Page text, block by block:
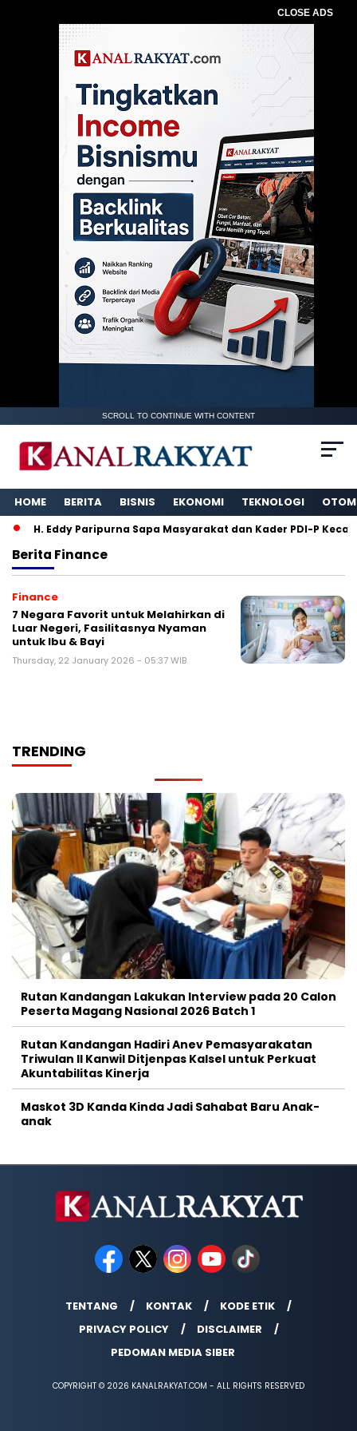
CLOSE ADS
SCROLL TO CONTINUE WITH CONTENT
HOME BERITA BISNIS EKONOMI TEKNOLOGI
H. Eddy Paripurna Sapa Masyarakat dan Kader PDI-P
Berita Finance
Finance
7 Negara Favorit untuk Melahirkan di
Luar Negeri, Fasilitasnya Nyaman
untuk Ibu & Bayi
Thursday, 22 January 2026 - 05:37 WIB
TRENDING
Rutan Kandangan Lakukan Interview pada 20 Calon
Peserta Magang Nasional 2026 Batch 1
Rutan Kandangan Hadiri Anev Pemasyarakatan
Triwulan II Kanwil Ditjenpas Kalsel untuk Perkuat
Akuntabilitas Kinerja
Maskot 3D Kanda Kinda Jadi Sahabat Baru Anak-
anak
TENTANG KONTAK
KODE ETIK
PRIVACY POLICY
DISCLAIMER
PEDOMAN MEDIA SIBER
COPYRIGHT © 2026 KANALRAKYAT.COM - ALL RIGHTS RESERVED